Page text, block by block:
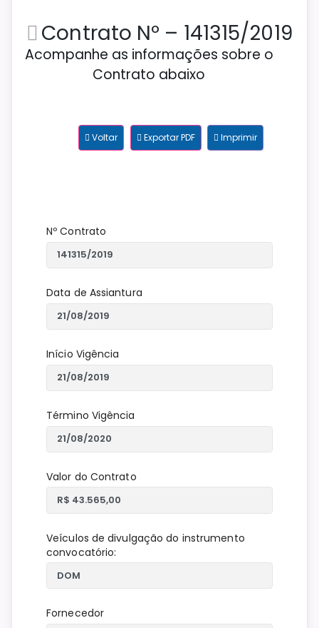
Contrato Nº – 141315/2019
Acompanhe as informações sobre o
Contrato abaixo
Voltar Exportar PDF Imprimir
Nº Contrato
Data de Assiantura
Início Vigência
Término Vigência
Valor do Contrato
Veículos de divulgação do instrumento
convocatório:
Fornecedor